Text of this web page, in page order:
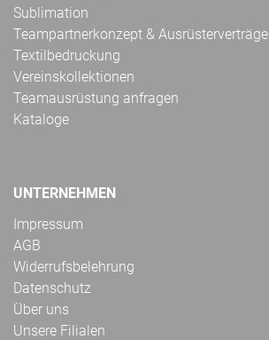
Sublimation
Teampartnerkonzept & Ausrüsterverträge
Textilbedruckung
Vereinskollektionen
Teamausrüstung anfragen
Kataloge
UNTERNEHMEN
Impressum
AGB
Widerrufsbelehrung
Datenschutz
Über uns
Unsere Filialen